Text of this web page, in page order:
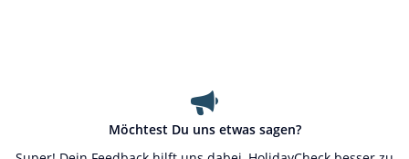
Möchtest Du uns etwas sagen?